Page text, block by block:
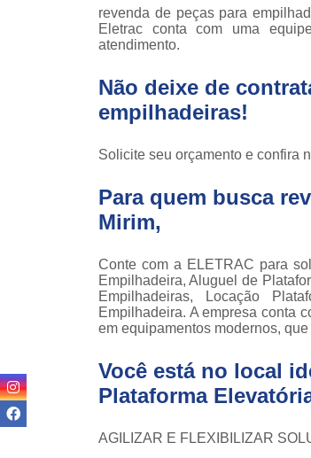
revenda de peças para
Eletrac conta com uma
atendimento.
Não deixe de
empilhadeiras!
Solicite seu orçamento e confira
Para quem busca
Mirim,
Conte com a ELETRAC para
Empilhadeira, Aluguel de
Empilhadeiras, Locação
Empilhadeira. A empresa conta
em equipamentos modernos,
Você está no local
Plataforma
AGILIZAR E FLEXIBILIZAR